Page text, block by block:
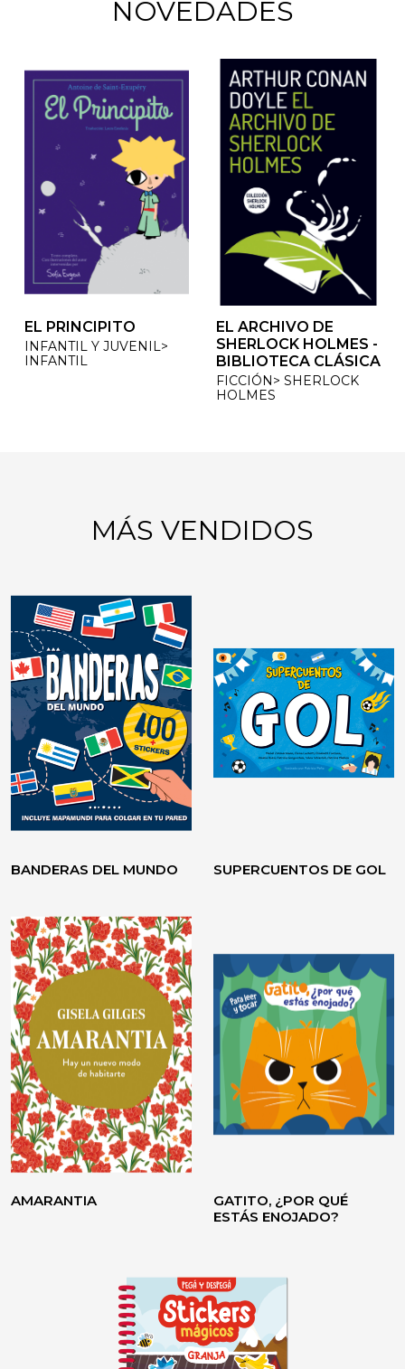
NOVEDADES
EL PRINCIPITO
INFANTIL Y JUVENIL>
INFANTIL
EL ARCHIVO DE
SHERLOCK HOLMES -
BIBLIOTECA CLÁSICA
FICCIÓN> SHERLOCK
HOLMES
EL ARCHIVO DE
SHERLOCK HOLMES -
BIBLIOTECA CLÁSICA
FICCIÓN> SHERLOCK
HOLMES
GIMNASIA MENTAL:
JUEGOS DE LÓGICA
DIDÁCTICAS
VOLVER A CREER
MÁS VENDIDOS
BANDERAS DEL MUNDO SUPERCUENTOS DE GOL
AMARANTIA
GATITO, ¿POR QUÉ
ESTÁS ENOJADO?